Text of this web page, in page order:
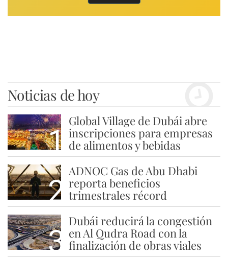
Noticias de hoy
1
Global Village de Dubái abre
inscripciones para empresas
de alimentos y bebidas
2
ADNOC Gas de Abu Dhabi
reporta beneficios
trimestrales récord
3
Dubái reducirá la congestión
en Al Qudra Road con la
finalización de obras viales